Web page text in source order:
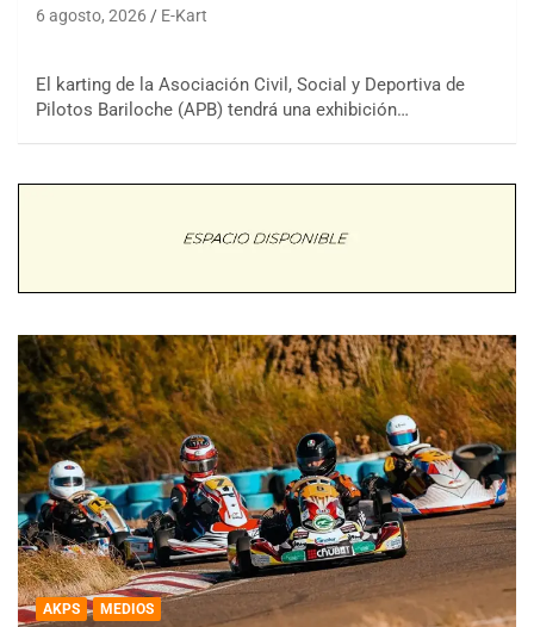
6 agosto, 2026 E-Kart
El karting de la Asociación Civil, Social y Deportiva de
Pilotos Bariloche (APB) tendrá una exhibición…
AKPS MEDIOS